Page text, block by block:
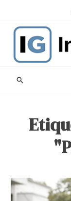
content